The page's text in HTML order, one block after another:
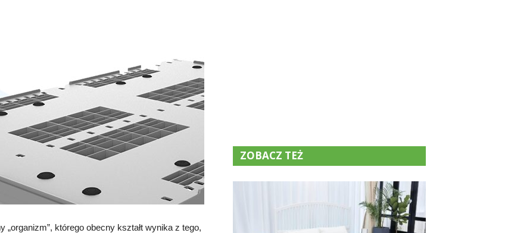
„organizm”, którego obecny kształt wynika z tego,
ZOBACZ TEŻ